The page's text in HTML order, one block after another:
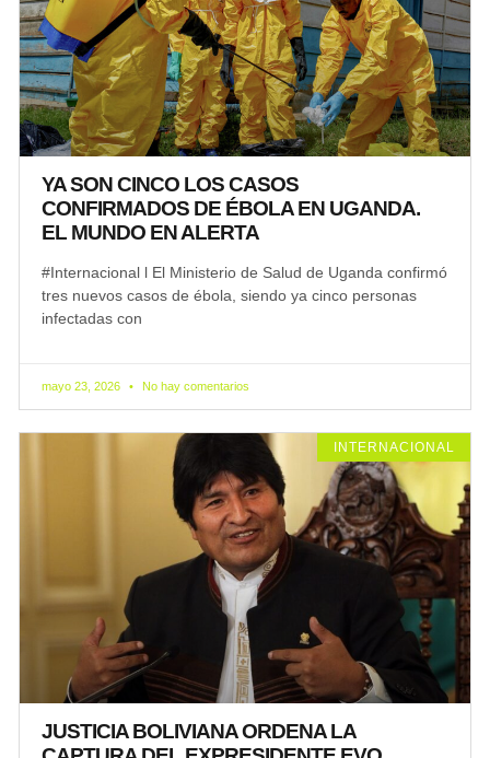
YA SON CINCO LOS CASOS
CONFIRMADOS DE ÉBOLA EN UGANDA.
EL MUNDO EN ALERTA
#Internacional l El Ministerio de Salud de Uganda confirmó
tres nuevos casos de ébola, siendo ya cinco personas
infectadas con
mayo 23, 2026 No hay comentarios
INTERNACIONAL
JUSTICIA BOLIVIANA ORDENA LA